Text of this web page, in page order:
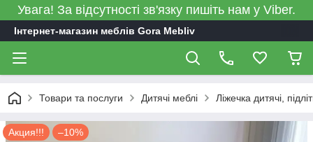
Увага! За відсутності зв'язку пишіть нам у Viber.
Інтернет-магазин меблів Gora Mebliv
Товари та послуги Дитячі меблі Ліжечка дитячі,
Акция!!! –10%